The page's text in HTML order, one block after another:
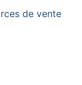
de vente